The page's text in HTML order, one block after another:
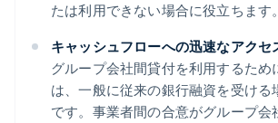
たは利用できない場合に役立ちます。
キャッシュフローへの迅速なアクセ
グループ会社間貸付を利用するため
は、一般に従来の銀行融資を受ける
です。事業者間の合意がグループ会